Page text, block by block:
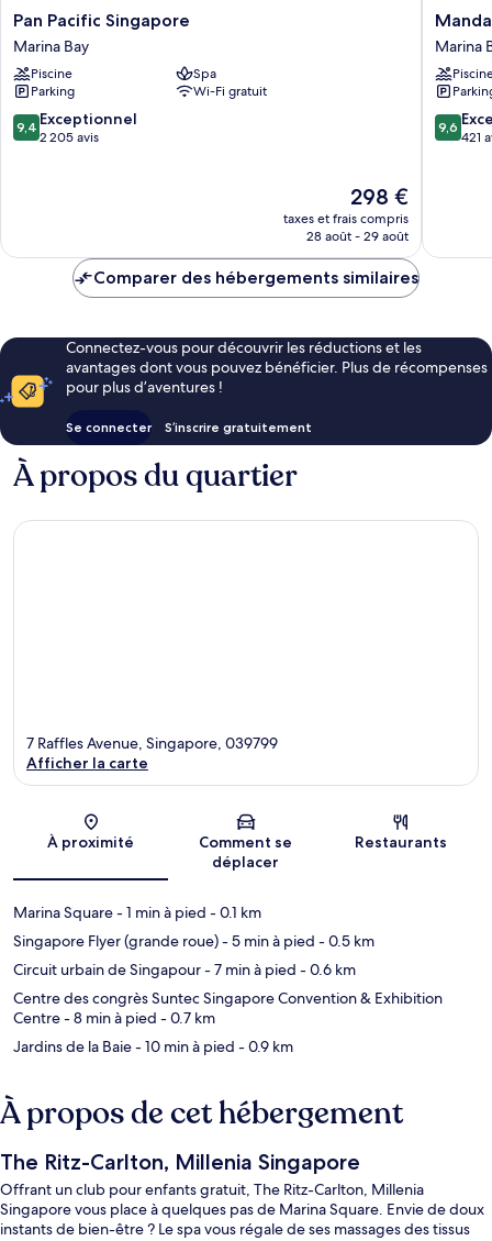
Pan
Pacific
Singapore
Marina
Bay
Pan Pacific Singapore
Marina Bay
Piscine
Spa
Parking
Wi-Fi gratuit
9.4
sur
9,4 Exceptionnel
2 205 avis
Le
nouveau
prix
de
298 €
taxes et frais compris
28 août - 29 août
Marina
Bay
Marina
9.6
sur
9,6
421
Comparer des hébergements similaires
Connectez-vous pour découvrir les réductions et les
avantages dont vous pouvez bénéficier. Plus de récompenses
pour plus d’aventures !
Se connecter S’inscrire gratuitement
À propos du quartier
Carte
7 Raffles Avenue, Singapore, 039799
Afficher la carte
À proximité
Comment se
déplacer
Restaurants
Marina Square- 1 min à pied - 0.1 km
Singapore Flyer (grande roue)- 5 min à pied - 0.5 km
Circuit urbain de Singapour- 7 min à pied - 0.6 km
Centre des congrès Suntec Singapore Convention & Exhibition
Centre- 8 min à pied - 0.7 km
Jardins de la Baie- 10 min à pied - 0.9 km
À propos de cet hébergement
The Ritz-Carlton, Millenia Singapore
Offrant un club pour enfants gratuit, The Ritz-Carlton, Millenia
Singapore vous place à quelques pas de Marina Square. Envie de doux
instants de bien-être ? Le spa vous régale de ses massages des tissus